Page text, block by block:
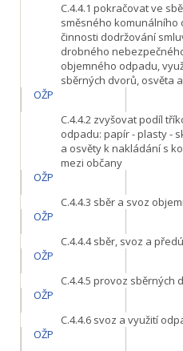
C.4.4.1 pokračovat ve
směsného
činnosti dodržování
drobného
objemného odpadu,
sběrných dvorů, osvěta
OŽP
C.4.4.2 zvyšovat podíl
odpadu: papír - plasty -
a osvěty k nakládání s
mezi občany
OŽP
C.4.4.3 sběr a svoz
OŽP
C.4.4.4sběr, svoz a
OŽP
C.4.4.5 provoz sběrných
OŽP
C.4.4.6 svoz a využití
OŽP